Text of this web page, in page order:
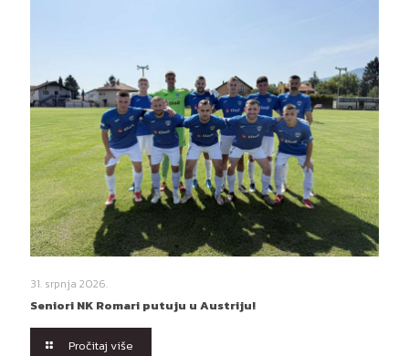
31. srpnja 2026.
Seniori NK Romari putuju u Austriju!
Pročitaj više